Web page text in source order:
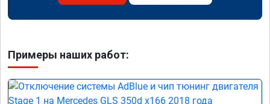
Примеры наших работ: